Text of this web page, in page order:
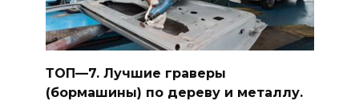
ТОП—7. Лучшие граверы
(бормашины) по дереву и металлу.